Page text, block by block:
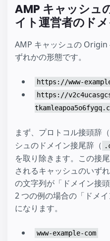
AMP キャッシュ
イト運営者のド
AMP キャッシュの Origin
ずれかの形態です。
https://www-
https://
まず、プロトコル接頭辞（
シュのドメイン接尾辞（
を取り除きます。この接尾
されるキャッシュのいず
の文字列が「ドメイン接
2 つの例の場合の「ドメ
になります。
www-example-com